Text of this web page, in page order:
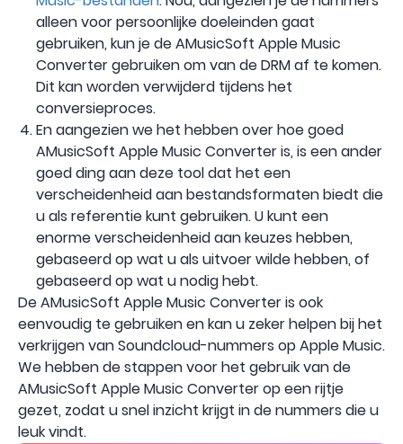
alleen voor persoonlijke doeleinden gaat
gebruiken, kun je de AMusicSoft Apple Music
Converter gebruiken om van de DRM af te komen.
Dit kan worden verwijderd tijdens het
conversieproces.
En aangezien we het hebben over hoe goed
AMusicSoft Apple Music Converter is, is een ander
goed ding aan deze tool dat het een
verscheidenheid aan bestandsformaten biedt die
u als referentie kunt gebruiken. U kunt een
enorme verscheidenheid aan keuzes hebben,
gebaseerd op wat u als uitvoer wilde hebben, of
gebaseerd op wat u nodig hebt.
De AMusicSoft Apple Music Converter is ook
eenvoudig te gebruiken en kan u zeker helpen bij het
verkrijgen van Soundcloud-nummers op Apple Music.
We hebben de stappen voor het gebruik van de
AMusicSoft Apple Music Converter op een rijtje
gezet, zodat u snel inzicht krijgt in de nummers die u
leuk vindt.